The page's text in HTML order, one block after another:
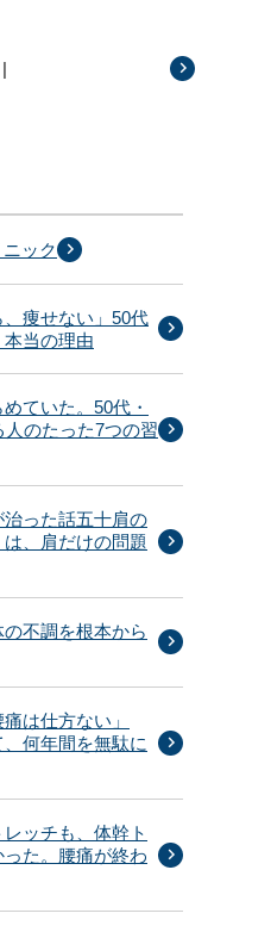
|
ック
、痩せない」50代
当の理由
ていた。50代・
のたった7つの習
治った話五十肩の
は、肩だけの問題
不調を根本から
は仕方ない」
何年間を無駄に
レッチも、体幹ト
た。腰痛が終わ